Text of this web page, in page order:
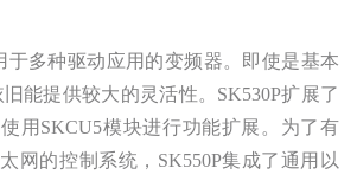
于多种驱动应用的变频器。即使是基本
能提供较大的灵活性。SK530P扩展了
用SKCU5模块进行功能扩展。为了有
网的控制系统，SK550P集成了通用以